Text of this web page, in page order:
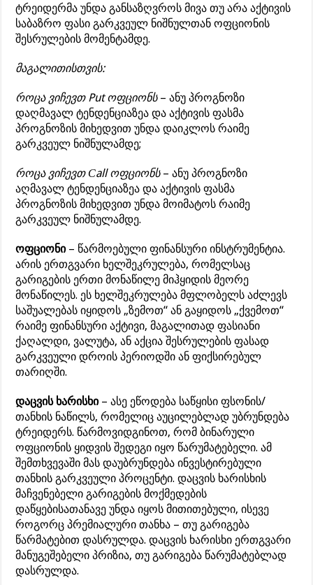
ტრეიდერმა უნდა განსაზღვროს მივა თუ არა აქტივის
საბაზრო ფასი გარკვეულ ნიშნულთან ოფციონის
შესრულების მომენტამდე.
მაგალითისთვის:
როცა ვიჩევთ Put ოფციონს– ანუ პროგნოზი
დაღმავალ ტენდენციაზეა და აქტივის ფასმა
პროგნოზის მიხედვით უნდა დაიკლოს რაიმე
გარკვეულ ნიშნულამდე;
როცა ვიჩევთ Сall ოფციონს– ანუ პროგნოზი
აღმავალ ტენდენციაზეა და აქტივის ფასმა
პროგნოზის მიხედვით უნდა მოიმატოს რაიმე
გარკვეულ ნიშნულამდე.
ოფციონი– წარმოებული ფინანსური ინსტრუმენტია.
არის ერთგვარი ხელშეკრულება, რომელსაც
გარიგების ერთი მონაწილე მიჰყიდის მეორე
მონაწილეს. ეს ხელშეკრულება მფლობელს აძლევს
საშუალებას იყიდოს „ზემოთ“ ან გაყიდოს „ქვემოთ“
რაიმე ფინანსური აქტივი, მაგალითად ფასიანი
ქაღალდი, ვალუტა, ან აქცია შესრულების ფასად
გარკვეული დროის პერიოდში ან ფიქსირებულ
თარიღში.
დაცვის ხარისხი– ასე ეწოდება საწყისი ფსონის/
თანხის ნაწილს, რომელიც აუცილებლად უბრუნდება
ტრეიდერს. წარმოვიდგინოთ, რომ ბინარული
ოფციონის ყიდვის შედეგი იყო წარუმატებელი. ამ
შემთხვევაში მას დაუბრუნდება ინვესტირებული
თანხის გარკვეული პროცენტი. დაცვის ხარისხის
მაჩვენებელი გარიგების მოქმედების
დაწყებისათანავე უნდა იყოს მითითებული, ისევე
როგორც პრემიალური თანხა – თუ გარიგება
წარმატებით დასრულდა. დაცვის ხარისხი ერთგვარი
მანუგეშებელი პრიზია, თუ გარიგება წარუმატებლად
დასრულდა.